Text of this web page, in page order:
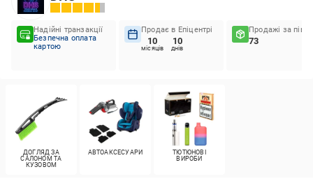
Надійні транзакції
Безпечна оплата
картою
Продає в Епіцентрі
10
місяців
10
днів
Продажі за пів
73
ДОГЛЯД ЗА
САЛОНОМ ТА
КУЗОВОМ
АВТОАКСЕСУАРИ
ТЮТЮНОВІ
ВИРОБИ